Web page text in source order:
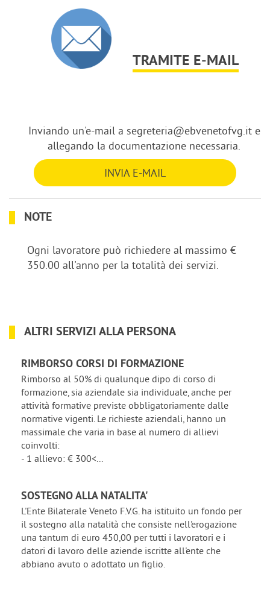
TRAMITE E-MAIL
Inviando un'e-mail a segreteria@ebvenetofvg.it e
allegando la documentazione necessaria.
INVIA E-MAIL
NOTE
Ogni lavoratore può richiedere al massimo €
350.00 all'anno per la totalità dei servizi.
ALTRI SERVIZI ALLA PERSONA
RIMBORSO CORSI DI FORMAZIONE
Rimborso al 50% di qualunque dipo di corso di
formazione, sia aziendale sia individuale, anche per
attività formative previste obbligatoriamente dalle
normative vigenti. Le richieste aziendali, hanno un
massimale che varia in base al numero di allievi
coinvolti:
- 1 allievo: € 300<...
SOSTEGNO ALLA NATALITA'
L'Ente Bilaterale Veneto F.V.G. ha istituito un fondo per
il sostegno alla natalità che consiste nell'erogazione
una tantum di euro 450,00 per tutti i lavoratori e i
datori di lavoro delle aziende iscritte all'ente che
abbiano avuto o adottato un figlio.